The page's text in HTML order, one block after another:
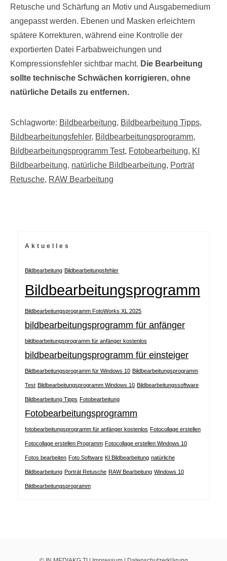
Retusche und Schärfung an Motiv und Ausgabemedium
angepasst werden. Ebenen und Masken erleichtern
spätere Korrekturen, während eine Kontrolle der
exportierten Datei Farbabweichungen und
Kompressionsfehler sichtbar macht. Die Bearbeitung
sollte technische Schwächen korrigieren, ohne
natürliche Details zu entfernen.
Schlagworte: Bildbearbeitung, Bildbearbeitung Tipps,
Bildbearbeitungsfehler, Bildbearbeitungsprogramm,
Bildbearbeitungsprogramm Test, Fotobearbeitung, KI
Bildbearbeitung, natürliche Bildbearbeitung, Porträt
Retusche, RAW Bearbeitung
Aktuelles
Bildbearbeitung Bildbearbeitungsfehler
Bildbearbeitungsprogramm
Bildbearbeitungsprogramm FotoWorks XL 2025
bildbearbeitungsprogramm für anfänger
bildbearbeitungsprogramm für anfänger kostenlos
bildbearbeitungsprogramm für einsteiger
Bildbearbeitungsprogramm für Windows 10 Bildbearbeitungsprogramm
Test Bildbearbeitungsprogramm Windows 10 Bildbearbeitungssoftware
Bildbearbeitung Tipps Fotobearbeitung
Fotobearbeitungsprogramm
fotobearbeitungsprogramm für anfänger kostenlos Fotocollage erstellen
Fotocollage erstellen Programm Fotocollage erstellen Windows 10
Fotos bearbeiten Foto Software KI Bildbearbeitung natürliche
Bildbearbeitung Porträt Retusche RAW Bearbeitung Windows 10
Bildbearbeitungsprogramm